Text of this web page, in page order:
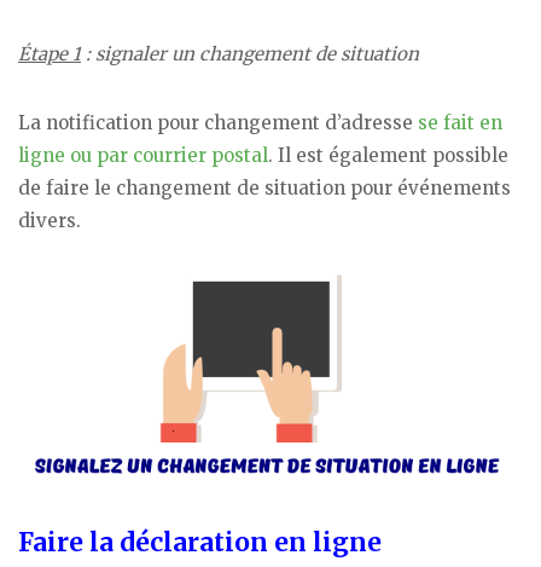
Étape 1: signaler un changement de situation
La notification pour changement d’adresse se fait en
ligne ou par courrier postal. Il est également possible
de faire le changement de situation pour événements
divers.
Faire la déclaration en ligne